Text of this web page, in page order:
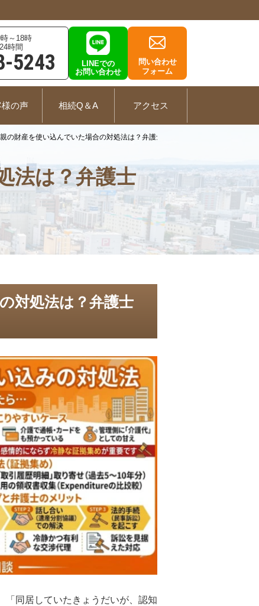
～18時
時間
5243
LINEでの
お問い合わせ
問い合わせ
フォーム
様の声 相続Q＆A アクセス
の財産を使い込んでいた場合の対処法は？弁護士が解説
法は？弁護士
対処法は？弁護士
「同居していたきょうだいが、認知